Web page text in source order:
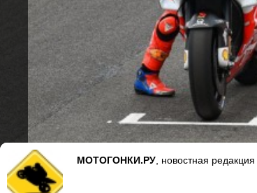
МОТОГОНКИ.РУ , новостная редакция